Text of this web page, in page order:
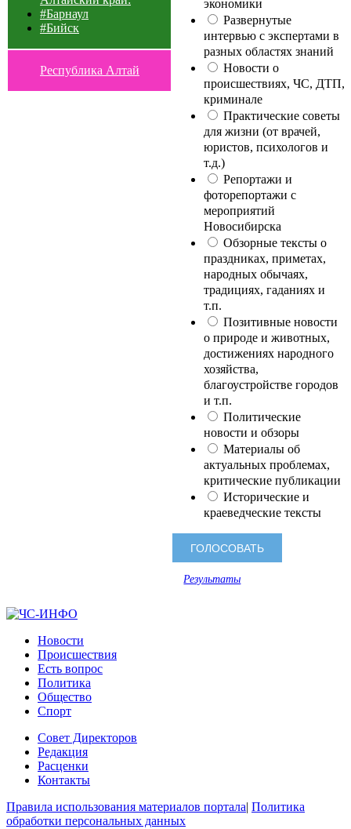
#Барнаул
#Бийск
Республика Алтай
экономики
Развернутые
интервью с экспертами в
разных областях знаний
Новости о
происшествиях, ЧС, ДТП,
криминале
Практические советы
для жизни (от врачей,
юристов, психологов и
т.д.)
Репортажи и
фоторепортажи с
мероприятий
Новосибирска
Обзорные тексты о
праздниках, приметах,
народных обычаях,
традициях, гаданиях и
т.п.
Позитивные новости
о природе и животных,
достижениях народного
хозяйства,
благоустройстве городов
и т.п.
Политические
новости и обзоры
Материалы об
актуальных проблемах,
критические публикации
Исторические и
краеведческие тексты
Результаты
Новости
Происшествия
Есть вопрос
Политика
Общество
Спорт
Совет Директоров
Редакция
Расценки
Контакты
Правила использования материалов портала| Политика
обработки персональных данных